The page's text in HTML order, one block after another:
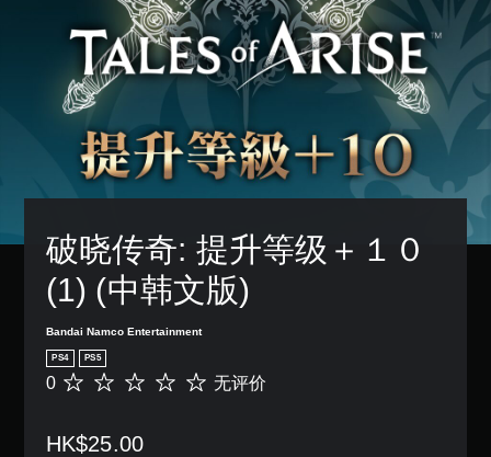
破晓传奇: 提升等级＋１０
(1) (中韩文版)
Bandai Namco Entertainment
PS4 PS5
无
0 无评价
HK$25.00